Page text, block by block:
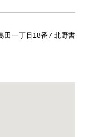
田一丁目18番7 北野書